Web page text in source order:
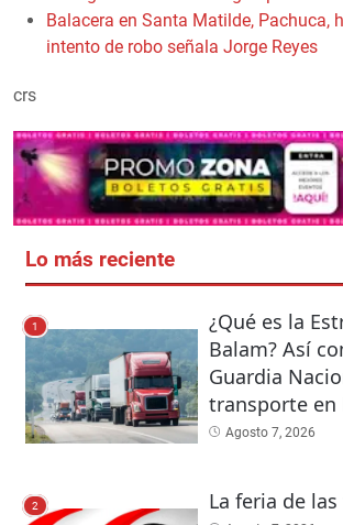
Balacera en Santa Matilde, Pachuca,
intento de robo señala Jorge Reyes
crs
Lo más reciente
1
¿Qué es la
Balam? Así
Guardia
transporte en
Agosto 7, 2026
2 La feria de